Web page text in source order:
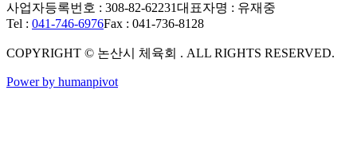
사업자등록번호 : 308-82-62231대표자명 : 유재중
Tel : 041-746-6976Fax : 041-736-8128
COPYRIGHT © 논산시 체육회 . ALL RIGHTS RESERVED.
Power by humanpivot